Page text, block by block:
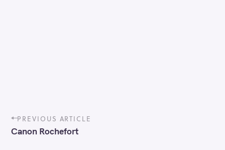
P
o
s
PREVIOUS ARTICLE
Canon Rochefort